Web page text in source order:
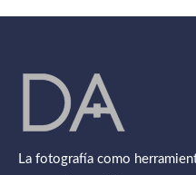
La fotografía como